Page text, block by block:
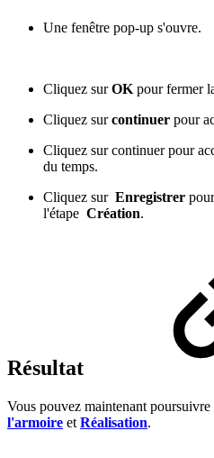
Une fenêtre pop-up s'ouvre.
Cliquez surOK pour fermer
Cliquez surcontinuer pour
Cliquez sur continuer pour
du temps.
Cliquez sur Enregistrer
l'étape Création.
Résultat
Vous pouvez maintenant poursuivre
l'armoire et Réalisation.